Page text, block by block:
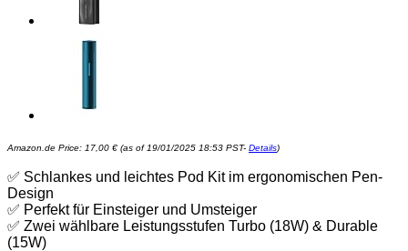
Amazon.de Price: 17,00 € (as of 19/01/2025 18:53 PST- Details)
✅ Schlankes und leichtes Pod Kit im ergonomischen Pen-
Design
✅ Perfekt für Einsteiger und Umsteiger
✅ Zwei wählbare Leistungsstufen Turbo (18W) & Durable
(15W)